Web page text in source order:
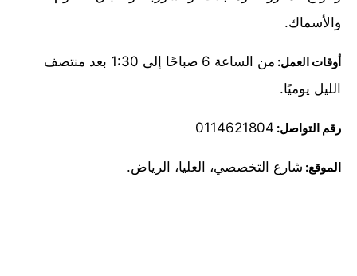
والأسماك.
أوقات العمل:
من الساعة 6 صباحًا إلى 1:30 بعد منتصف
الليل يوميًا.
رقم التواصل: 0114621804
الموقع: شارع التخصصي، العليا، الرياض.